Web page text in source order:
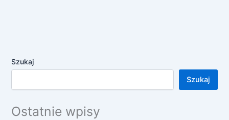
Szukaj
Szukaj
Ostatnie wpisy